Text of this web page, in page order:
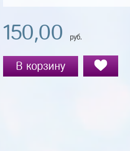
150,00 руб.
В корзину